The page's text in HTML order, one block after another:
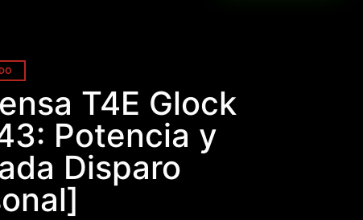
T4E Glock
Potencia y
Disparo